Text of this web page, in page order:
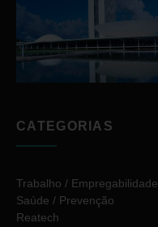
CATEGORIAS
Trabalho / Empregabilidade
Saúde / Prevenção
Reatech